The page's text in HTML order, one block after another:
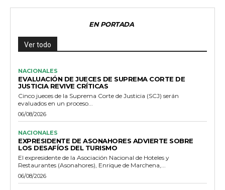
EN PORTADA
Ver todo
NACIONALES
EVALUACIÓN DE JUECES DE SUPREMA CORTE DE
JUSTICIA REVIVE CRÍTICAS
Cinco jueces de la Suprema Corte de Justicia (SCJ) serán
evaluados en un proceso...
06/08/2026
NACIONALES
EXPRESIDENTE DE ASONAHORES ADVIERTE SOBRE
LOS DESAFÍOS DEL TURISMO
El expresidente de la Asociación Nacional de Hoteles y
Restaurantes (Asonahores), Enrique de Marchena,...
06/08/2026